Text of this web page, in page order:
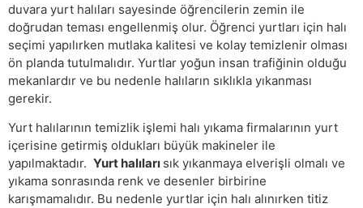
duvara yurt halıları sayesinde öğrencilerin zemin ile
doğrudan teması engellenmiş olur. Öğrenci yurtları için halı
seçimi yapılırken mutlaka kalitesi ve kolay temizlenir olması
ön planda tutulmalıdır. Yurtlar yoğun insan trafiğinin olduğu
mekanlardır ve bu nedenle halıların sıklıkla yıkanması
gerekir.
Yurt halılarının temizlik işlemi halı yıkama firmalarının yurt
içerisine getirmiş oldukları büyük makineler ile
yapılmaktadır. Yurt halıları sık yıkanmaya elverişli olmalı ve
yıkama sonrasında renk ve desenler birbirine
karışmamalıdır. Bu nedenle yurtlar için halı alınırken titiz